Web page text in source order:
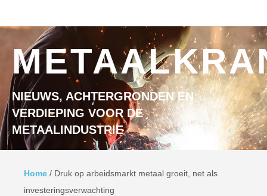
NIEUWS, ACHTERGRONDEN EN
VERDIEPING VOOR DE
METAALINDUSTRIE
Home / Druk op arbeidsmarkt metaal groeit, net als
investeringsverwachting